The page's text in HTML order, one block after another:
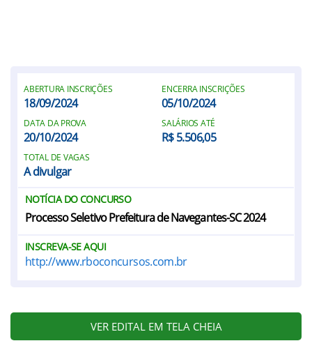
ABERTURA INSCRIÇÕES
18/09/2024
ENCERRA INSCRIÇÕES
05/10/2024
DATA DA PROVA
20/10/2024
SALÁRIOS ATÉ
R$ 5.506,05
TOTAL DE VAGAS
A divulgar
NOTÍCIA DO CONCURSO
Processo Seletivo Prefeitura de Navegantes-SC 2024
INSCREVA-SE AQUI
http://www.rboconcursos.com.br
VER EDITAL EM TELA CHEIA